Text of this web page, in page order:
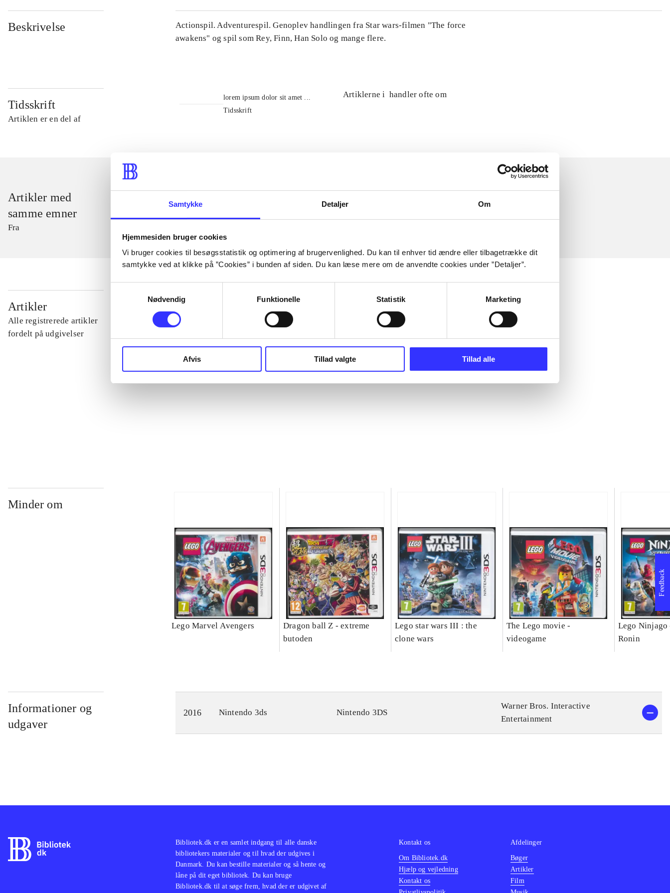
Samtykke Detaljer Om
Hjemmesiden bruger cookies
Vi bruger cookies til besøgsstatistik og optimering af brugervenlighed. Du kan til enhver tid ændre eller tilbagetrække dit
samtykke ved at klikke på ”Cookies” i bunden af siden. Du kan læse mere om de anvendte cookies under ”Detaljer”.
Nødvendig
Funktionelle Statistik Marketing
Afvis Tillad valgte Tillad alle
Beskrivelse
Actionspil. Adventurespil. Genoplev handlingen fra Star wars-filmen "The force
awakens" og spil som Rey, Finn, Han Solo og mange flere.
Tidsskrift
Artiklen er en del af
lorem ipsum dolor sit amet ...
Tidsskrift
Artiklerne i handler ofte om
Artikler med
samme emner
Fra
Artikler
Alle registrerede artikler
fordelt på udgivelser
...
Minder om
Lego Marvel Avengers
Dragon ball Z - extreme
butoden
Lego star wars III : the
clone wars
The Lego movie -
videogame
Lego Ninjago
Ronin
Informationer og
udgaver
2016 Nintendo 3ds Nintendo 3DS
Warner Bros. Interactive
Entertainment
Feedback
Bibliotek.dk er en samlet indgang til alle danske
bibliotekers materialer og til hvad der udgives i
Danmark. Du kan bestille materialer og så hente og
låne på dit eget bibliotek. Du kan bruge
Bibliotek.dk til at søge frem, hvad der er udgivet af
Kontakt os
Om Bibliotek.dk
Hjælp og vejledning
Kontakt os
Afdelinger
Bøger
Artikler
Film